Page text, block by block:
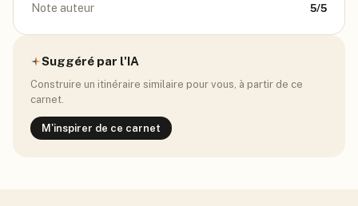
Note auteur 5/5
Suggéré par l'IA
Construire un itinéraire similaire pour vous, à partir de ce
carnet.
M'inspirer de ce carnet